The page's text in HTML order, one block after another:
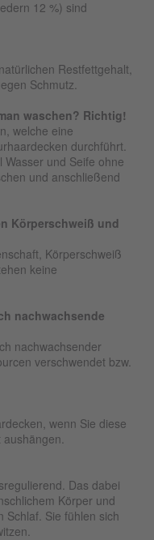
12 %) sind
Restfettgehalt,
Schmutz.
waschen? Richtig!
welche eine
durchführt.
und Seife ohne
und anschließend
Körperschweiß und
Körperschweiß
keine
nachwachsende
nachwachsender
verschwendet bzw.
wenn Sie diese
Das dabei
Körper und
Schlaf. Sie fühlen sich